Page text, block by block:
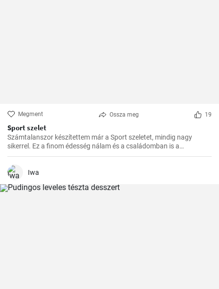
Megment Ossza meg 19
Sport szelet
Számtalanszor készítettem már a Sport szeletet, mindig nagy
sikerrel. Ez a finom édesség nálam és a családomban is a
kedvencek közé tartozik. Szívesen készítem el ajándékba is, a
barátaim mindig nagy örömmel fogadják.
Iwa